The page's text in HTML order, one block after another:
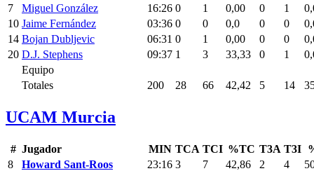
7
Miguel González 16:26 0 1 0,00 0 1
10 Jaime Fernández 03:36 0 0 0,0 0 0
14 Bojan Dubljevic 06:31 0 1 0,00 0 0
20 D.J. Stephens 09:37 1 3 33,33 0 1
Equipo
Totales
200 28 66 42,42 5 14
UCAM Murcia
# Jugador MIN TCA TCI %TC T3A T3I
8
Howard Sant-Roos 23:16 3 7 42,86 2 4